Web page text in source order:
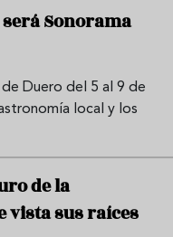
Sonorama
de Duero del 5 al 9 de
local y los
de la
vista sus raíces